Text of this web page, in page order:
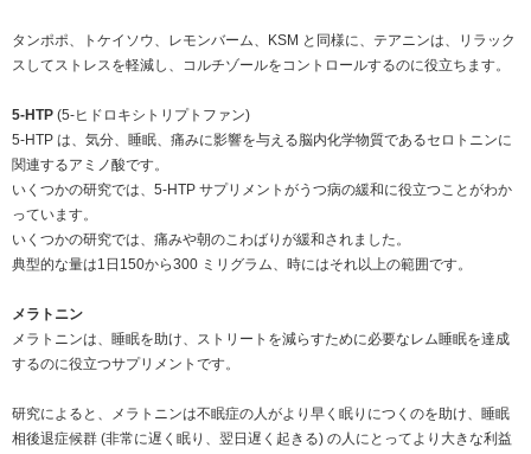
タンポポ、トケイソウ、レモンバーム、KSM と同様に、テアニンは、リラック
スしてストレスを軽減し、コルチゾールをコントロールするのに役立ちます。
5-HTP (5-ヒドロキシトリプトファン)
5-HTP は、気分、睡眠、痛みに影響を与える脳内化学物質であるセロトニンに
関連するアミノ酸です。
いくつかの研究では、5-HTP サプリメントがうつ病の緩和に役立つことがわか
っています。
いくつかの研究では、痛みや朝のこわばりが緩和されました。
典型的な量は1日150から300 ミリグラム、時にはそれ以上の範囲です。
メラトニン
メラトニンは、睡眠を助け、ストリートを減らすために必要なレム睡眠を達成
するのに役立つサプリメントです。
研究によると、メラトニンは不眠症の人がより早く眠りにつくのを助け、睡眠
相後退症候群 (非常に遅く眠り、翌日遅く起きる) の人にとってより大きな利益